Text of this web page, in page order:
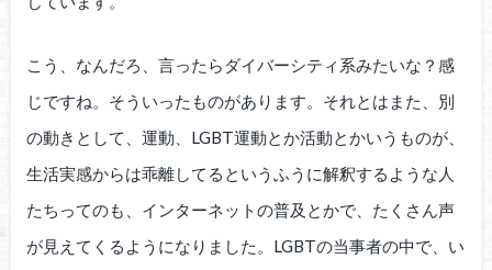
こう、なんだろ、言ったらダイバーシティ系みたいな？感
じですね。そういったものがあります。それとはまた、別
の動きとして、運動、LGBT運動とか活動とかいうものが、
生活実感からは乖離してるというふうに解釈するような人
たちってのも、インターネットの普及とかで、たくさん声
が見えてくるようになりました。LGBTの当事者の中で、い